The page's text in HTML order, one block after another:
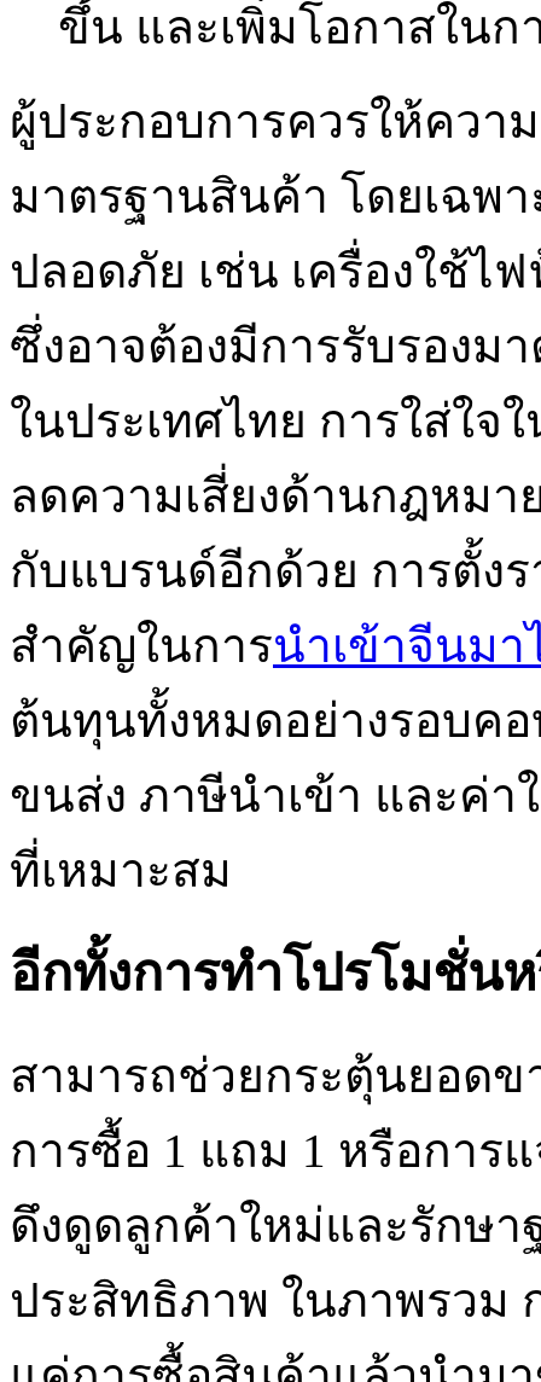
ขึ้น และเพิ่มโอกาสในก
ผู้ประกอบการควรให้คว
มาตรฐานสินค้า โดยเฉพ
ปลอดภัย เช่น เครื่องใช้ไ
ซึ่งอาจต้องมีการรับรองม
ในประเทศไทย การใส่ใจ
ลดความเสี่ยงด้านกฎหมา
กับแบรนด์อีกด้วย การตั้ง
สำคัญในการนำเข้าจีนมา
ต้นทุนทั้งหมดอย่างรอบค
ขนส่ง ภาษีนำเข้า และค่า
ที่เหมาะสม
อีกทั้งการทำโปรโมชั่น
สามารถช่วยกระตุ้นยอดข
การซื้อ 1 แถม 1 หรือการ
ดึงดูดลูกค้าใหม่และรักษา
ประสิทธิภาพ ในภาพรวม